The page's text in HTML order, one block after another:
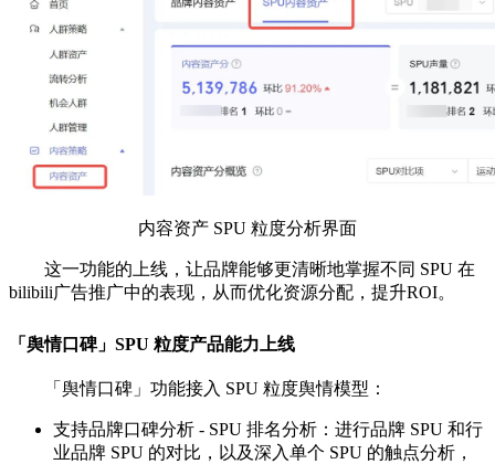
内容资产 SPU 粒度分析界面
这一功能的上线，让品牌能够更清晰地掌握不同 SPU 在
bilibili广告推广中的表现，从而优化资源分配，提升ROI。
「舆情口碑」SPU 粒度产品能力上线
「舆情口碑」功能接入 SPU 粒度舆情模型：
支持品牌口碑分析 - SPU 排名分析：进行品牌 SPU 和行
业品牌 SPU 的对比，以及深入单个 SPU 的触点分析，